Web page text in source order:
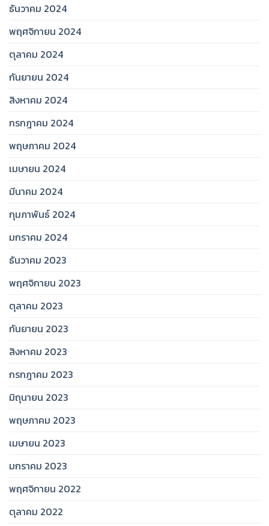
ธันวาคม 2024
พฤศจิกายน 2024
ตุลาคม 2024
กันยายน 2024
สิงหาคม 2024
กรกฎาคม 2024
พฤษภาคม 2024
เมษายน 2024
มีนาคม 2024
กุมภาพันธ์ 2024
มกราคม 2024
ธันวาคม 2023
พฤศจิกายน 2023
ตุลาคม 2023
กันยายน 2023
สิงหาคม 2023
กรกฎาคม 2023
มิถุนายน 2023
พฤษภาคม 2023
เมษายน 2023
มกราคม 2023
พฤศจิกายน 2022
ตุลาคม 2022